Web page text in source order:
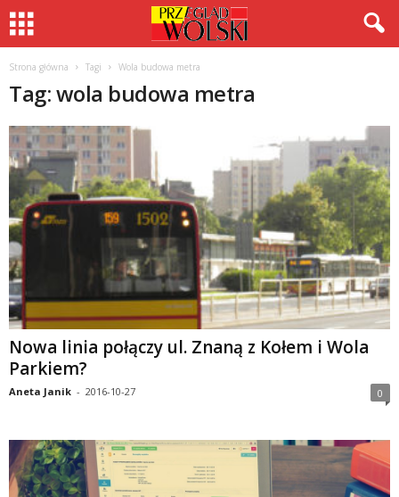
Strona główna Tagi Wola budowa metra
Tag: wola budowa metra
Nowa linia połączy ul. Znaną z Kołem i Wola
Parkiem?
Aneta Janik - 2016-10-27 0